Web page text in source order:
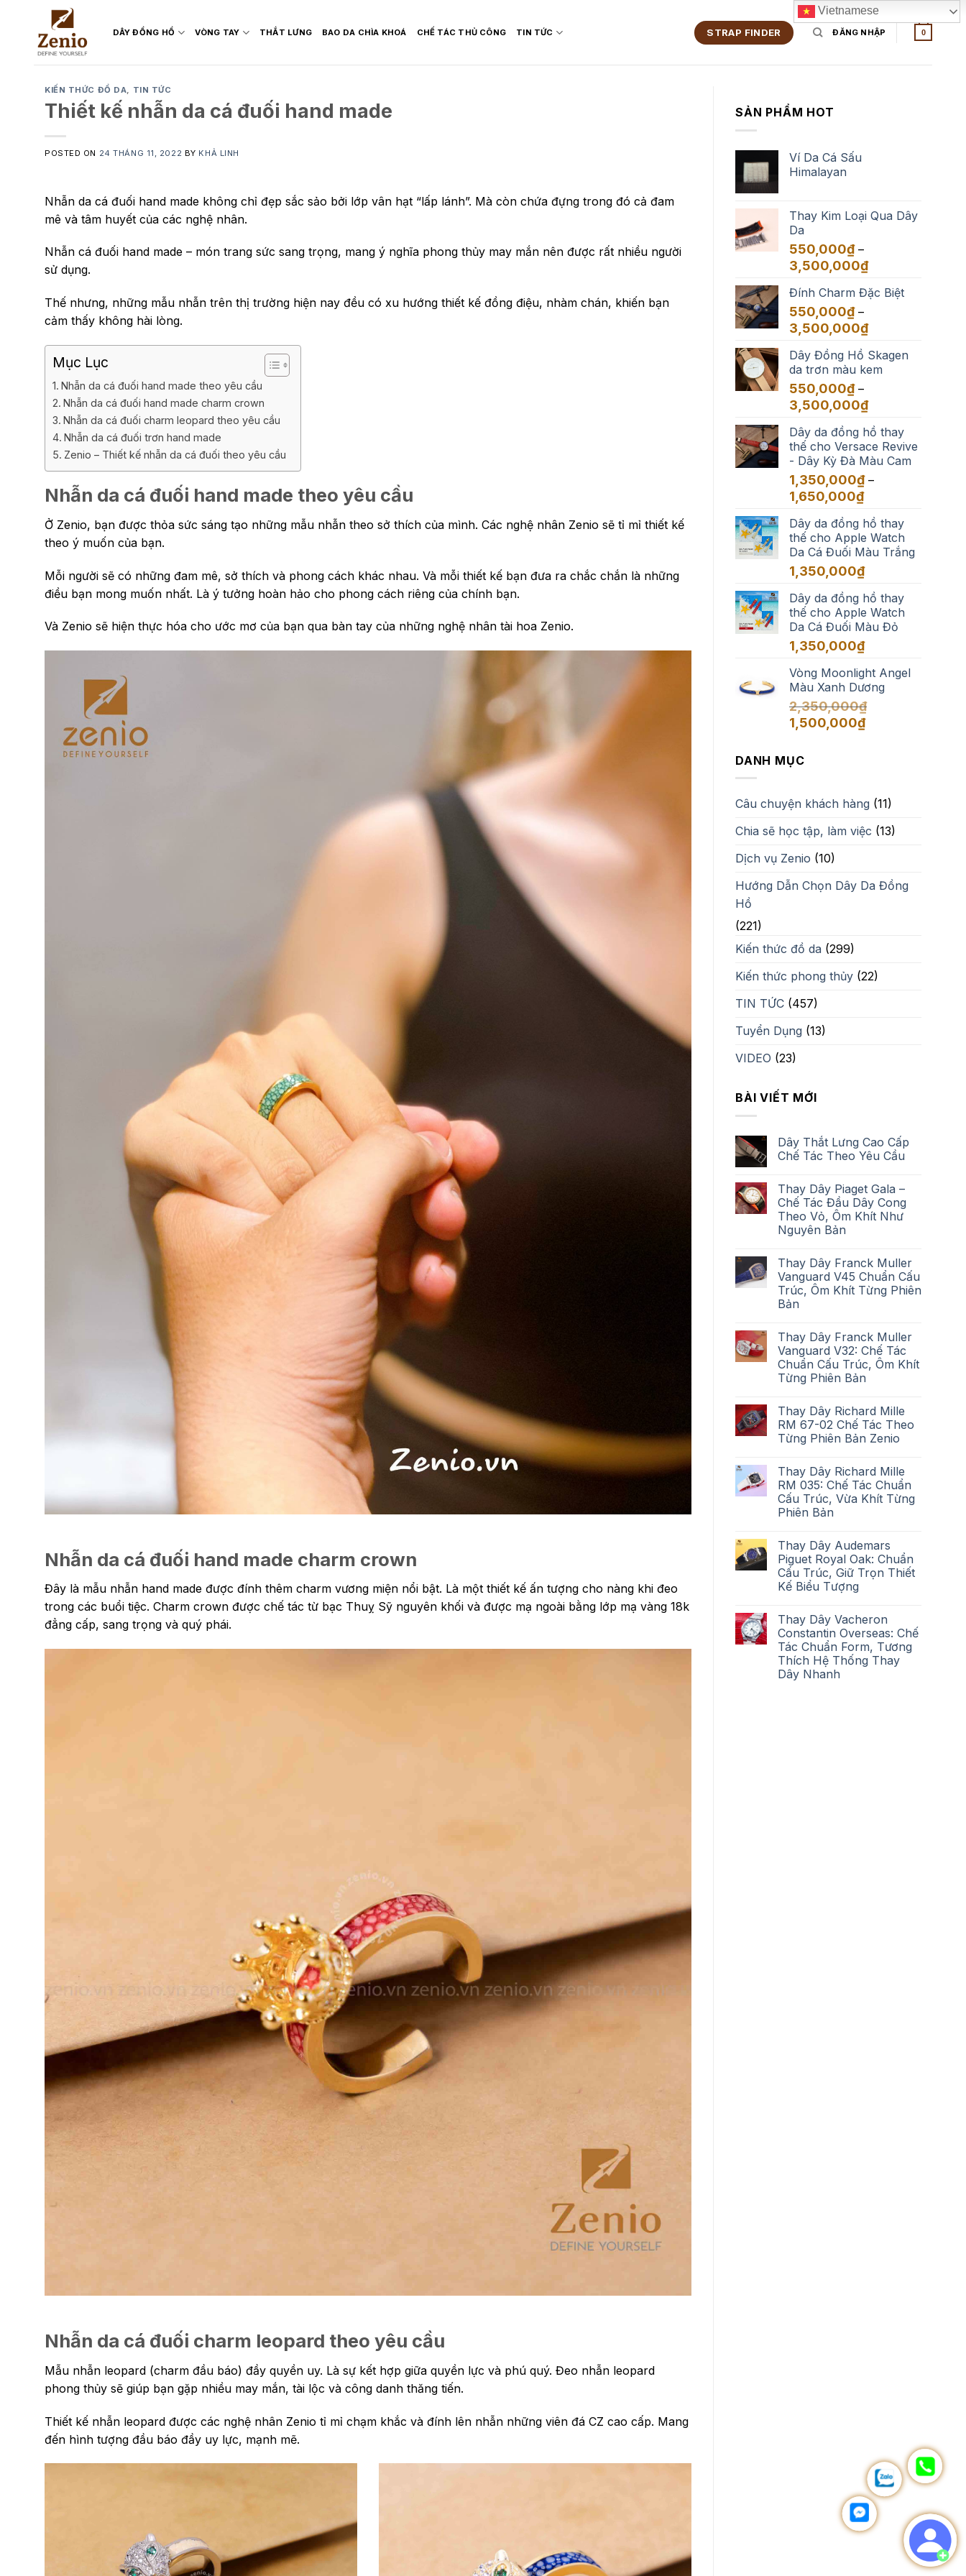
content
DÂY ĐỒNG HỒ VÒNG TAY THẮT LƯNG BAO DA CHÌA KHOÁ CHẾ TÁC THỦ CÔNG TIN TỨC STRAP FINDER ĐĂNG NHẬP 0
KIẾN THỨC ĐỒ DA, TIN TỨC
Thiết kế nhẫn da cá đuối hand made
POSTED ON 24 THÁNG 11, 2022 BY KHẢ LINH
Nhẫn da cá đuối hand made không chỉ đẹp sắc sảo bởi lớp vân hạt “lấp lánh”. Mà còn chứa đựng trong đó cả đam
mê và tâm huyết của các nghệ nhân.
Nhẫn cá đuối hand made – món trang sức sang trọng, mang ý nghĩa phong thủy may mắn nên được rất nhiều người
sử dụng.
Thế nhưng, những mẫu nhẫn trên thị trường hiện nay đều có xu hướng thiết kế đồng điệu, nhàm chán, khiến bạn
cảm thấy không hài lòng.
Mục Lục
Nhẫn da cá đuối hand made theo yêu cầu
Nhẫn da cá đuối hand made charm crown
Nhẫn da cá đuối charm leopard theo yêu cầu
Nhẫn da cá đuối trơn hand made
Zenio – Thiết kế nhẫn da cá đuối theo yêu cầu
Nhẫn da cá đuối hand made theo yêu cầu
Ở Zenio, bạn được thỏa sức sáng tạo những mẫu nhẫn theo sở thích của mình. Các nghệ nhân Zenio sẽ tỉ mỉ thiết kế
theo ý muốn của bạn.
Mỗi người sẽ có những đam mê, sở thích và phong cách khác nhau. Và mỗi thiết kế bạn đưa ra chắc chắn là những
điều bạn mong muốn nhất. Là ý tưởng hoàn hảo cho phong cách riêng của chính bạn.
Và Zenio sẽ hiện thực hóa cho ước mơ của bạn qua bàn tay của những nghệ nhân tài hoa Zenio.
Nhẫn da cá đuối hand made charm crown
Đây là mẫu nhẫn hand made được đính thêm charm vương miện nổi bật. Là một thiết kế ấn tượng cho nàng khi đeo
trong các buổi tiệc. Charm crown được chế tác từ bạc Thuỵ Sỹ nguyên khối và được mạ ngoài bằng lớp mạ vàng 18k
đẳng cấp, sang trọng và quý phái.
Nhẫn da cá đuối charm leopard theo yêu cầu
Mẫu nhẫn leopard (charm đầu báo) đầy quyền uy. Là sự kết hợp giữa quyền lực và phú quý. Đeo nhẫn leopard
phong thủy sẽ giúp bạn gặp nhiều may mắn, tài lộc và công danh thăng tiến.
Thiết kế nhẫn leopard được các nghệ nhân Zenio tỉ mỉ chạm khắc và đính lên nhẫn những viên đá CZ cao cấp. Mang
đến hình tượng đầu báo đầy uy lực, mạnh mẽ.
SẢN PHẨM HOT
Ví Da Cá Sấu
Himalayan
Thay Kim Loại Qua Dây
Da
550,000₫ –
3,500,000₫Khoảng
từ
đến
Đính Charm Đặc Biệt
550,000₫ –
3,500,000₫Khoảng
từ
550,000₫
3,500,000₫
Dây Đồng Hồ Skagen
da trơn màu kem
550,000₫ –
3,500,000₫Khoảng
từ
550,000₫
đến
3,500,000₫
Dây da đồng hồ thay
thế cho Versace Revive
- Dây Kỳ Đà Màu Cam
1,350,000₫ –
1,650,000₫Khoảng
từ
1,350,000₫
đến
1,650,000₫
Dây da đồng hồ thay
thế cho Apple Watch
Da Cá Đuối Màu Trắng
1,350,000₫
Dây da đồng hồ thay
thế cho Apple Watch
Da Cá Đuối Màu Đỏ
1,350,000₫
Vòng Moonlight Angel
Màu Xanh Dương
2,350,000₫
Giá
2,350,000₫.
1,500,000₫Giá
DANH MỤC
Câu chuyện khách hàng (11)
Chia sẽ học tập, làm việc (13)
Dịch vụ Zenio (10)
Hướng Dẫn Chọn Dây Da Đồng
Hồ
(221)
Kiến thức đồ da (299)
Kiến thức phong thủy (22)
TIN TỨC (457)
Tuyển Dụng (13)
VIDEO (23)
BÀI VIẾT MỚI
Dây Thắt Lưng Cao Cấp
Chế Tác Theo Yêu Cầu
Thay Dây Piaget Gala –
Chế Tác Đầu Dây Cong
Theo Vỏ, Ôm Khít Như
Nguyên Bản
Thay Dây Franck Muller
Vanguard V45 Chuẩn Cấu
Trúc, Ôm Khít Từng Phiên
Bản
Thay Dây Franck Muller
Vanguard V32: Chế Tác
Chuẩn Cấu Trúc, Ôm Khít
Từng Phiên Bản
Thay Dây Richard Mille
RM 67-02 Chế Tác Theo
Từng Phiên Bản Zenio
Thay Dây Richard Mille
RM 035: Chế Tác Chuẩn
Cấu Trúc, Vừa Khít Từng
Phiên Bản
Thay Dây Audemars
Piguet Royal Oak: Chuẩn
Cấu Trúc, Giữ Trọn Thiết
Kế Biểu Tượng
Thay Dây Vacheron
Constantin Overseas: Chế
Tác Chuẩn Form, Tương
Thích Hệ Thống Thay
Dây Nhanh
Vietnamese